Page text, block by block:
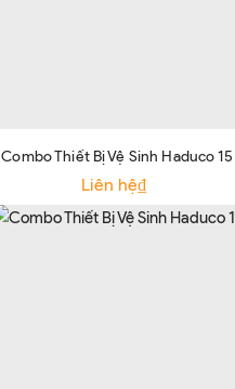
Combo Thiết Bị Vệ Sinh Haduco 15
Liên hệ₫